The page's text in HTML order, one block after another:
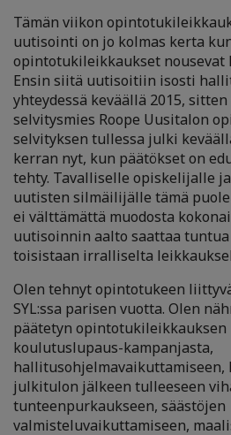
Tämän viikon
uutisointi on jo kolmas kerta
opintotukileikkaukset nousevat
Ensin siitä uutisoitiin isosti
yhteydessä keväällä 2015,
selvitysmies Roope Uusitalon
selvityksen tullessa julki
kerran nyt, kun päätökset on
tehty. Tavalliselle opiskelijalle
uutisten silmäilijälle tämä
ei välttämättä muodosta
uutisoinnin aalto saattaa
toisistaan irralliselta
Olen tehnyt opintotukeen
SYL:ssa parisen vuotta. Olen
päätetyn opintotukileikkauksen
koulutuslupaus-kampanjasta,
julkitulon jälkeen tulleeseen
tunteenpurkaukseen, säästöjen
valmisteluvaikuttamiseen,